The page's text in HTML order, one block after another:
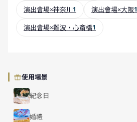
使用場景
紀念日
婚禮
演出會場×神奈川1 演出會場×大阪1
演出會場×難波・心斎橋1